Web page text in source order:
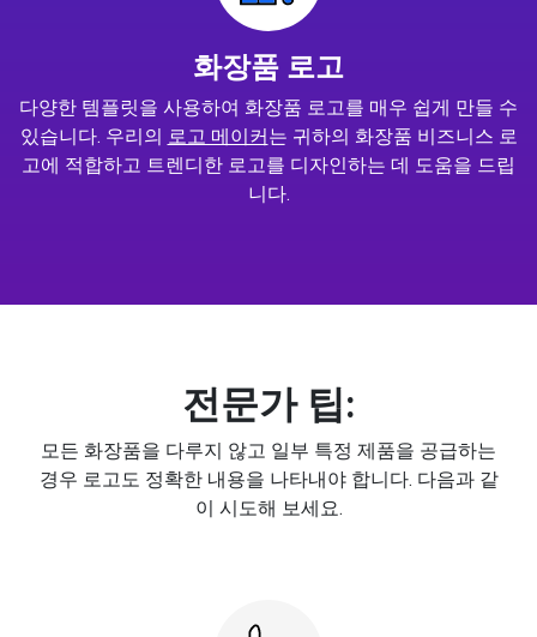
화장품 로고
다양한 템플릿을 사용하여 화장품 로고를 매우 쉽게 만들 수
있습니다. 우리의 로고 메이커는 귀하의 화장품 비즈니스 로
고에 적합하고 트렌디한 로고를 디자인하는 데 도움을 드립
니다.
전문가 팁:
모든 화장품을 다루지 않고 일부 특정 제품을 공급하는
경우 로고도 정확한 내용을 나타내야 합니다. 다음과 같
이 시도해 보세요.